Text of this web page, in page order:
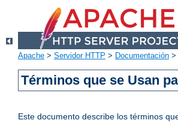
Apache > Servidor HTTP > Documentación >
Términos que se Usan
Este documento describe los términos